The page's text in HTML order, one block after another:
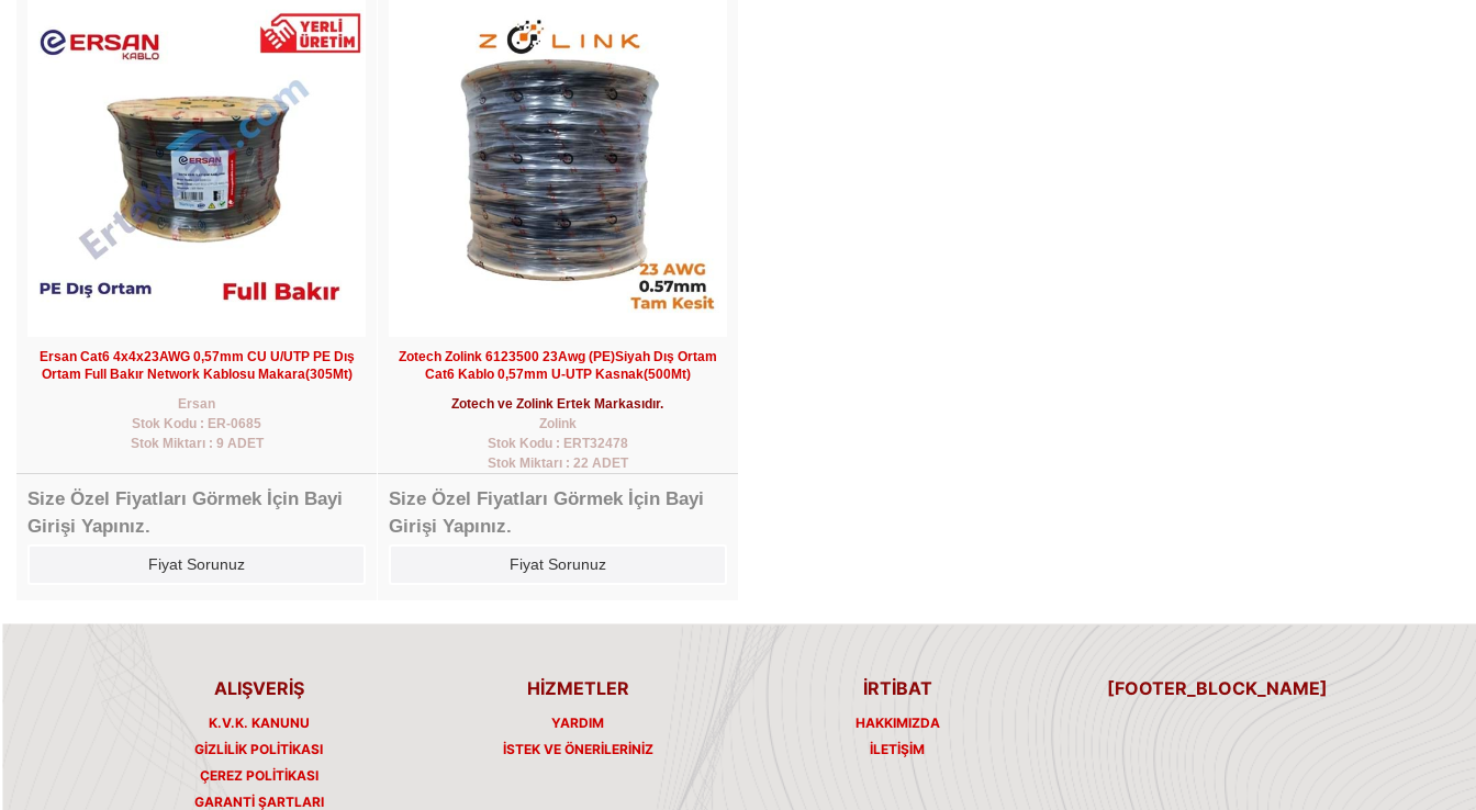
Ersan Cat6 4x4x23AWG 0,57mm CU U/UTP PE Dış
Ortam Full Bakır Network Kablosu Makara(305Mt)
Ersan
Stok Kodu : ER-0685
Stok Miktarı : 9 ADET
Size Özel Fiyatları Görmek İçin Bayi
Girişi Yapınız.
Fiyat Sorunuz
Zotech Zolink 6123500 23Awg (PE)Siyah Dış Ortam
Cat6 Kablo 0,57mm U-UTP Kasnak(500Mt)
Zotech ve Zolink Ertek Markasıdır.
Zolink
Stok Kodu : ERT32478
Stok Miktarı : 22 ADET
Size Özel Fiyatları Görmek İçin Bayi
Girişi Yapınız.
Fiyat Sorunuz
ALIŞVERİŞ
K.V.K. KANUNU
GIZLILIK POLITIKASI
ÇEREZ POLITIKASI
GARANTI ŞARTLARI
HİZMETLER
YARDIM
İSTEK VE ÖNERILERINIZ
İRTİBAT
HAKKIMIZDA
İLETIŞIM
[FOOTER_BLOCK_NAME]